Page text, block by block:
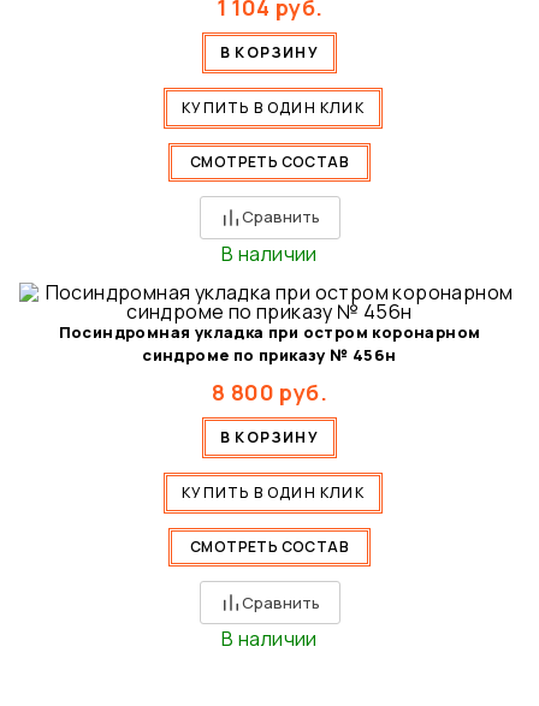
1 104 руб.
В КОРЗИНУ
КУПИТЬ В ОДИН КЛИК
СМОТРЕТЬ СОСТАВ
Сравнить
В наличии
Посиндромная укладка при остром коронарном
синдроме по приказу № 456н
8 800 руб.
В КОРЗИНУ
КУПИТЬ В ОДИН КЛИК
СМОТРЕТЬ СОСТАВ
Сравнить
В наличии